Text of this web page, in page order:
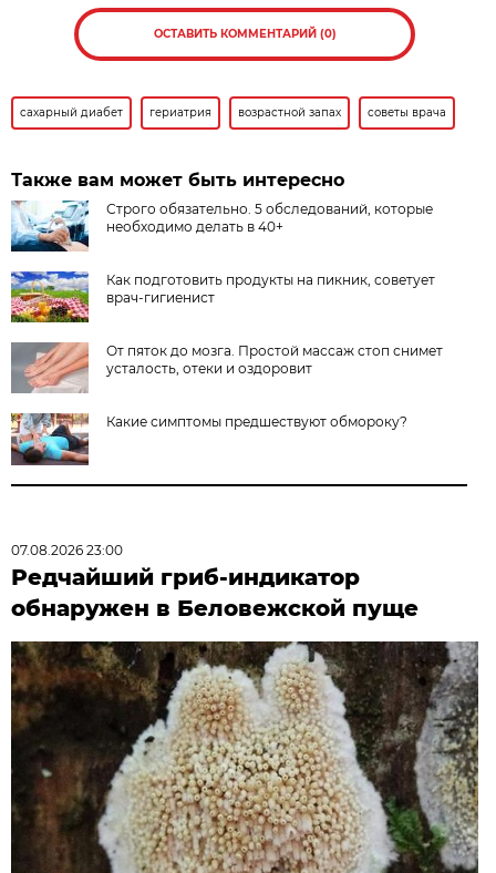
ОСТАВИТЬ КОММЕНТАРИЙ (0)
сахарный диабет гериатрия возрастной запах советы врача
Также вам может быть интересно
Строго обязательно. 5 обследований, которые
необходимо делать в 40+
Как подготовить продукты на пикник, советует
врач-гигиенист
От пяток до мозга. Простой массаж стоп снимет
усталость, отеки и оздоровит
Какие симптомы предшествуют обмороку?
07.08.2026 23:00
Редчайший гриб-индикатор
обнаружен в Беловежской пуще